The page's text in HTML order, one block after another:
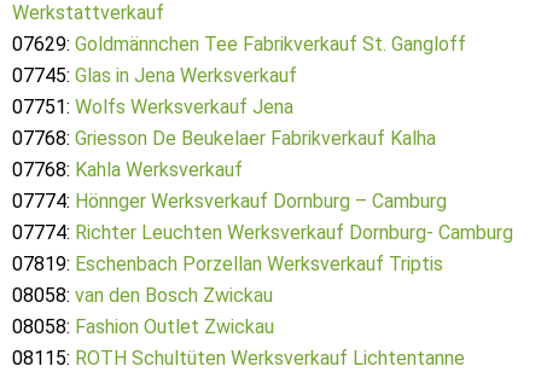
Werkstattverkauf
07629: Goldmännchen Tee Fabrikverkauf St. Gangloff
07745: Glas in Jena Werksverkauf
07751: Wolfs Werksverkauf Jena
07768: Griesson De Beukelaer Fabrikverkauf Kalha
07768: Kahla Werksverkauf
07774: Hönnger Werksverkauf Dornburg – Camburg
07774: Richter Leuchten Werksverkauf Dornburg- Camburg
07819: Eschenbach Porzellan Werksverkauf Triptis
08058: van den Bosch Zwickau
08058: Fashion Outlet Zwickau
08115: ROTH Schultüten Werksverkauf Lichtentanne